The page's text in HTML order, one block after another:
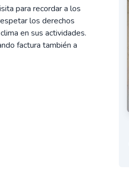
para recordar a los
los derechos
en sus actividades.
factura también a